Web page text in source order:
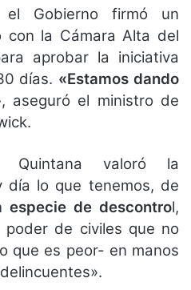
Gobierno firmó un
con la Cámara Alta del
aprobar la iniciativa
días. «Estamos dando
, aseguró el ministro de
Quintana valoró la
día lo que tenemos, de
especie de descontrol,
de civiles que no
que es peor- en manos